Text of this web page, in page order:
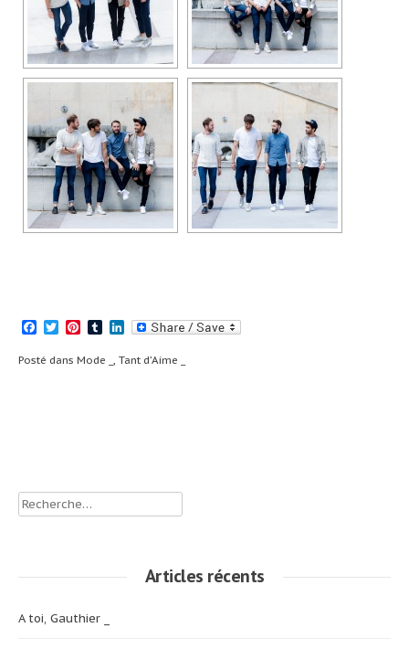
Facebook
TwitterPinterest
TumblrLinkedIn
Posté dans Mode _ Tant d’Aime _
l’article
Rechercher :
Articles récents
A toi, Gauthier _